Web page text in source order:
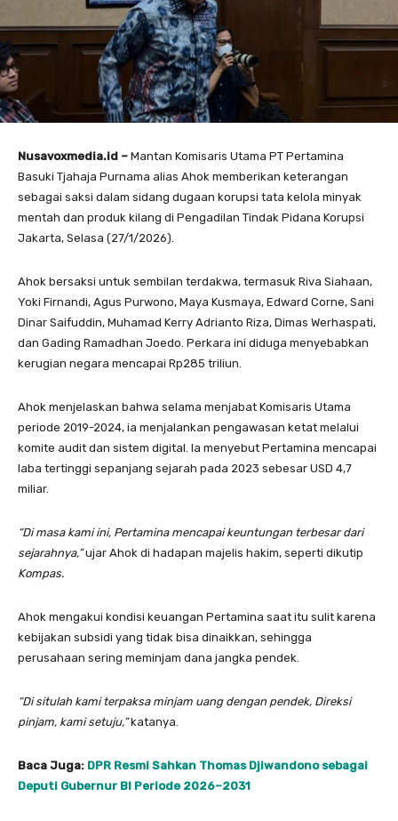
Nusavoxmedia.id – Mantan Komisaris Utama PT Pertamina
Basuki Tjahaja Purnama alias Ahok memberikan keterangan
sebagai saksi dalam sidang dugaan korupsi tata kelola minyak
mentah dan produk kilang di Pengadilan Tindak Pidana Korupsi
Jakarta, Selasa (27/1/2026).
Ahok bersaksi untuk sembilan terdakwa, termasuk Riva Siahaan,
Yoki Firnandi, Agus Purwono, Maya Kusmaya, Edward Corne, Sani
Dinar Saifuddin, Muhamad Kerry Adrianto Riza, Dimas Werhaspati,
dan Gading Ramadhan Joedo. Perkara ini diduga menyebabkan
kerugian negara mencapai Rp285 triliun.
Ahok menjelaskan bahwa selama menjabat Komisaris Utama
periode 2019-2024, ia menjalankan pengawasan ketat melalui
komite audit dan sistem digital. Ia menyebut Pertamina mencapai
laba tertinggi sepanjang sejarah pada 2023 sebesar USD 4,7
miliar.
“Di masa kami ini, Pertamina mencapai keuntungan terbesar dari
sejarahnya,”ujar Ahok di hadapan majelis hakim, seperti dikutip
Kompas.
Ahok mengakui kondisi keuangan Pertamina saat itu sulit karena
kebijakan subsidi yang tidak bisa dinaikkan, sehingga
perusahaan sering meminjam dana jangka pendek.
“Di situlah kami terpaksa minjam uang dengan pendek, Direksi
pinjam, kami setuju,”katanya.
Baca Juga: DPR Resmi Sahkan Thomas Djiwandono sebagai
Deputi Gubernur BI Periode 2026–2031